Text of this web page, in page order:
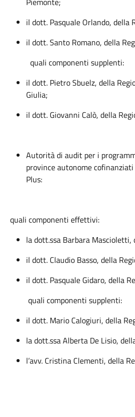
il dott. Pasquale Orlando, della
il dott. Santo Romano, della
quali componenti supplenti:
il dott. Pietro Sbuelz, della
Giulia;
il dott. Giovanni Calò, della
Autorità di audit per i
province autonome cofinanziati
Plus:
quali componenti effettivi:
la dott.ssa Barbara Mascioletti,
il dott. Claudio Basso, della
il dott. Pasquale Gidaro, della
quali componenti supplenti:
il dott. Mario Calogiuri, della
la dott.ssa Alberta De Lisio,
l’avv. Cristina Clementi, della